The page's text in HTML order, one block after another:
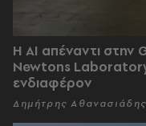
Η AI απέναντι στην
Newtons Laboratory
ενδιαφέρον
Δημήτρης Αθανασιάδης